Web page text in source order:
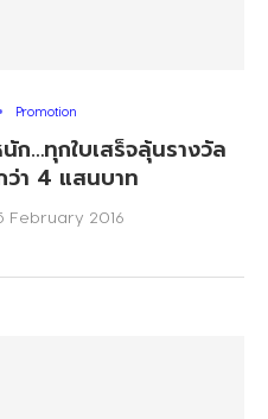
Promotion
ก…ทุกใบเสร็จลุ้นรางวัล
า 4 แสนบาท
February 2016